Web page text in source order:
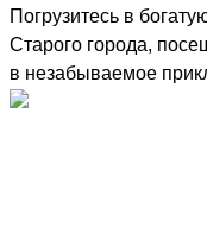
Погрузитесь в
Старого города,
в незабываемое